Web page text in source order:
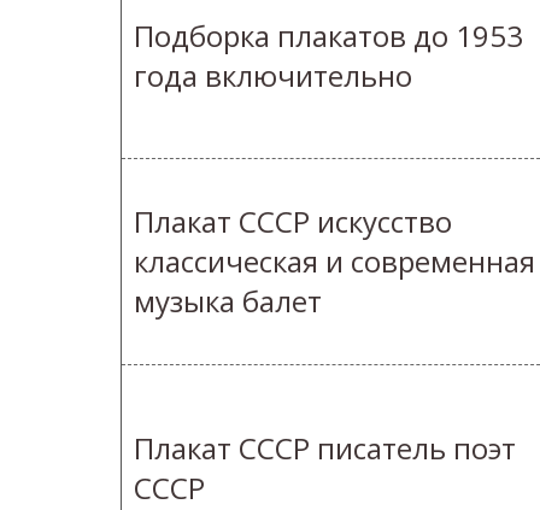
Подборка плакатов до 1953
года включительно
Плакат СССР искусство
классическая и современная
музыка балет
Плакат СССР писатель поэт
СССР